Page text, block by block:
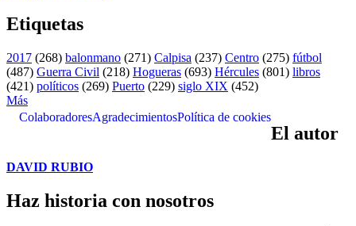
Etiquetas
2017 (268) balonmano (271) Calpisa (237) Centro (275) fútbol
(487) Guerra Civil (218) Hogueras (693) Hércules (801) libros
(421) políticos (269) Puerto (229) siglo XIX (452)
Más
ColaboradoresAgradecimientosPolítica de cookies
El autor
DAVID RUBIO
Haz historia con nosotros